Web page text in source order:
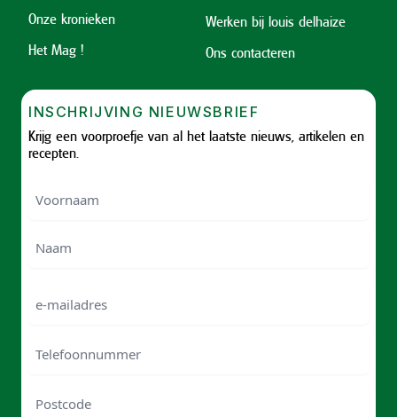
Onze kronieken
Het Mag !
Werken bij louis delhaize
Ons contacteren
INSCHRIJVING NIEUWSBRIEF
Krijg een voorproefje van al het laatste nieuws, artikelen en
recepten.
mailadres